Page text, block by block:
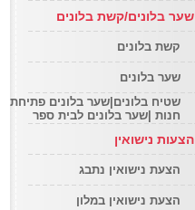
שער בלונים/קשת בלונים
קשת בלונים
שער בלונים
שטיח בלונים|שער בלונים פתיחת
חנות |שער בלונים לבית ספר
הצעות נישואין
הצעת נישואין נתבג
הצעת נישואין במלון